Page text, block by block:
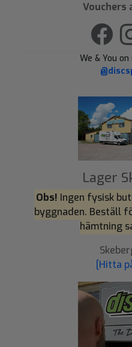
Vouchers
We & You
Lager
Obs! Ingen fysisk
byggnaden. Beställ
hämtning
[Hitta